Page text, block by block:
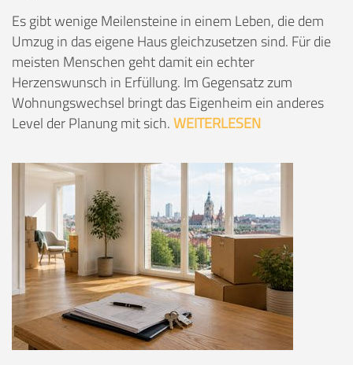
Es gibt wenige Meilensteine in einem Leben, die dem
Umzug in das eigene Haus gleichzusetzen sind. Für die
meisten Menschen geht damit ein echter
Herzenswunsch in Erfüllung. Im Gegensatz zum
Wohnungswechsel bringt das Eigenheim ein anderes
Level der Planung mit sich.WEITERLESEN